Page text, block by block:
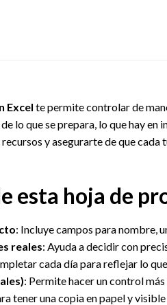
Excel te permite controlar de
lo que se prepara, lo que hay
y asegurarte de que
esta hoja de
: Incluye campos para nombre,
reales: Ayuda a decidir con
cada día para reflejar lo
: Permite hacer un control
tener una copia en papel y